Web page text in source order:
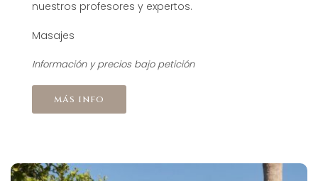
nuestros profesores y expertos.
Masajes
Información y precios bajo petición
más info